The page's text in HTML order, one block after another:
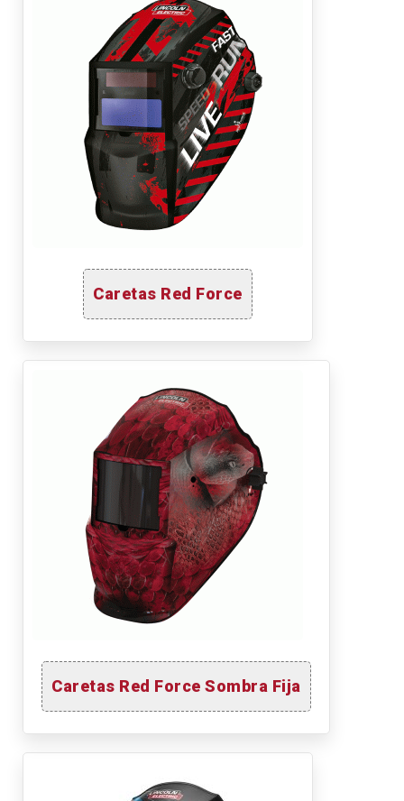
Caretas Red Force
Caretas Red Force Sombra Fija